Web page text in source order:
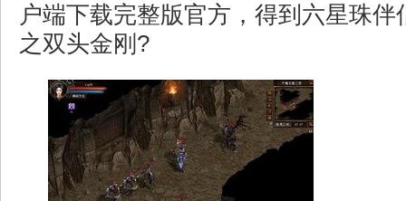
户端下载完整版官方，得到六星珠伴
之双头金刚?